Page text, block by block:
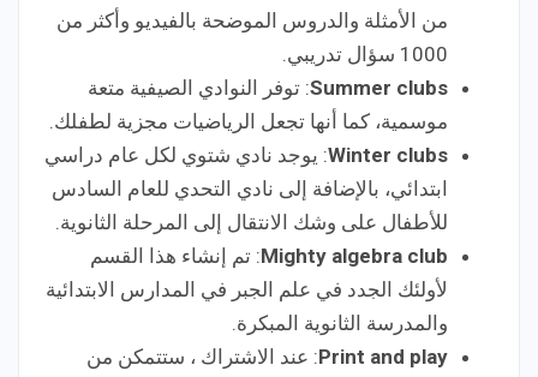
من الأمثلة والدروس الموضحة بالفيديو وأكثر من
1000 سؤال تدريبي.
Summer clubs: توفر النوادي الصيفية متعة
موسمية، كما أنها تجعل الرياضيات مجزية لطفلك.
Winter clubs: يوجد نادي شتوي لكل عام دراسي
ابتدائي، بالإضافة إلى نادي التحدي للعام السادس
للأطفال على وشك الانتقال إلى المرحلة الثانوية.
Mighty algebra club: تم إنشاء هذا القسم
لأولئك الجدد في علم الجبر في المدارس الابتدائية
والمدرسة الثانوية المبكرة.
Print and play: عند الاشتراك ، ستتمكن من